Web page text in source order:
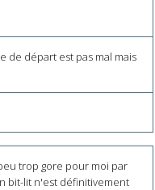
de départ est pas mal mais
trop gore pour moi par
bit-lit n'est définitivement